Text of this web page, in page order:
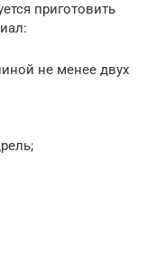
приготовить
не менее двух